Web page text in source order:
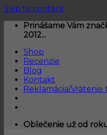
Skip to content
Prinášame Vám
2012...
Shop
Recenzie
Blog
Kontakt
Reklamácia/Vrátenie
Oblečenie už od roku